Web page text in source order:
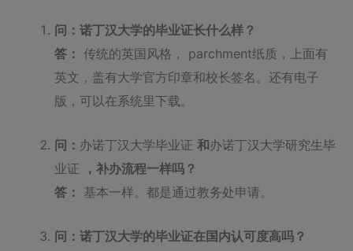
问：诺丁汉大学的毕业证长什么样？
答： 传统的英国风格， parchment纸质，上面有
英文，盖有大学官方印章和校长签名。还有电子
版，可以在系统里下载。
问： 办诺丁汉大学毕业证和办诺丁汉大学研究生毕
业证
，补办流程一样吗？
答： 基本一样。都是通过教务处申请。
问：诺丁汉大学的毕业证在国内认可度高吗？